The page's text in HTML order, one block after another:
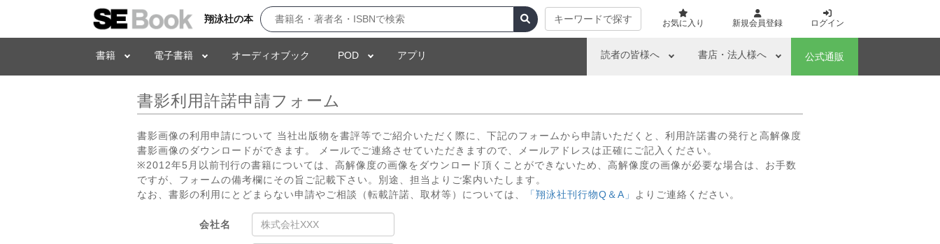
翔泳社の本 キーワードで探す お気に入り 新規会員登録 ログイン
書籍 電子書籍 オーディオブック POD アプリ 読者の皆様へ 書店・法人様へ 公式通販
書影利用許諾申請フォーム
書影画像の利用申請について 当社出版物を書評等でご紹介いただく際に、下記のフォームから申請いただくと、利用許諾書の発行と高解像度
書影画像のダウンロードができます。 メールでご連絡させていただきますので、メールアドレスは正確にご記入ください。
※2012年5月以前刊行の書籍については、高解像度の画像をダウンロード頂くことができないため、高解像度の画像が必要な場合は、お手数
ですが、フォームの備考欄にその旨ご記載下さい。別途、担当よりご案内いたします。
なお、書影の利用にとどまらない申請やご相談（転載許諾、取材等）については、
「翔泳社刊行物Q＆A」 よりご連絡ください。
会社名